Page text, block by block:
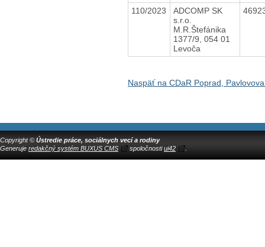
110/2023
ADCOMP SK
s.r.o.
M.R.Štefánika
1377/9, 054 01
Levoča
Naspäť na CDaR Poprad,
Copyright © Ústredie práce, sociálnych vecí a rodiny
Generuje redakčný systém BUXUS CMS spoločnostiui42